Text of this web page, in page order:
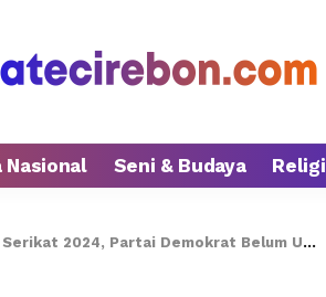
Nasional Seni & Budaya Religi
Demokrat Belum Umumkan Nama Pengganti